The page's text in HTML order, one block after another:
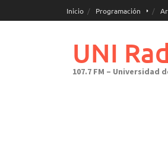
al
Inicio Programación
UNI
107.7 FM – Universidad